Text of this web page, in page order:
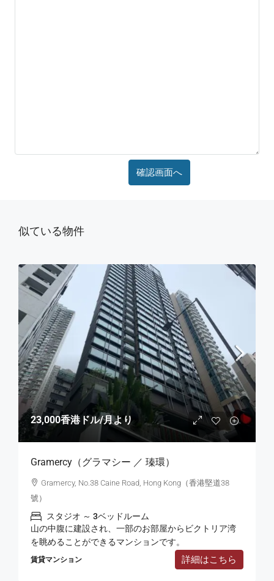
似ている物件
23,000香港ドル/月より
Gramercy（グラマシー ／ 瑧環）
Gramercy, No.38 Caine Road, Hong Kong（香港堅道38
號）
スタジオ ～ 3ベッドルーム
山の中腹に建設され、一部のお部屋からビクトリア湾
を眺めることができるマンションです。
賃貸マンション 詳細はこちら